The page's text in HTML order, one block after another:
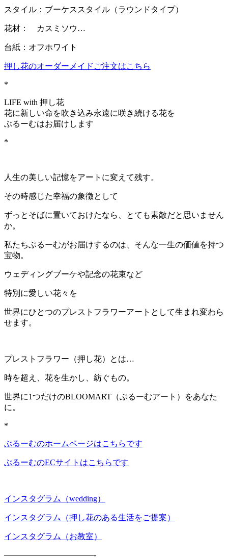
スタイル：ブーケススタイル（ラウンドタイプ）
花材： カスミソウ…
台紙：オフホワイト
押し花のオーダーメイドご注文はこちら
*
LIFE with 押し花
花に新しい命を吹き込み永遠に咲き続ける花を
ぶるーむはお届けします
*
人生の美しい記憶をアートに変えて残す。
その時感じた幸福の象徴として
ずっとそばに置いておけたなら、とても素敵だと思いません
か。
私たちぶるーむがお届けするのは、そんな一生の価値を持つ
宝物。
ウェディングブーケや記念の花束など
特別に愛しい花々を
世界にひとつのプレストフラワーアートとして生まれ変わら
せます。
プレストフラワー（押し花）とは…
時を超え、花を生かし、紡ぐもの。
世界に1つだけのBLOOMART（ぶるーむアート）をあなた
に。
*
ぶるーむのホームページはこちらです
ぶるーむのECサイトはこちらです
インスタグラム（wedding）
インスタグラム（押し花のある生活をご提案）
インスタグラム（お教室）
———————————-